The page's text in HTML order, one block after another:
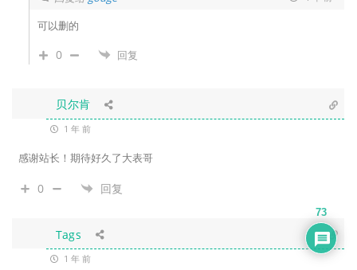
可以删的
0 回复
贝尔肯
1 年 前
感谢站长！期待好久了大表哥
0 回复
Tags
1 年 前
73